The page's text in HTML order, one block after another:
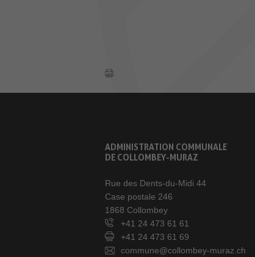
ADMINISTRATION COMMUNALE
DE COLLOMBEY-MURAZ
Rue des Dents-du-Midi 44
Case postale 246
1868 Collombey
+41 24 473 61 61
+41 24 473 61 69
commune@collombey-muraz.ch